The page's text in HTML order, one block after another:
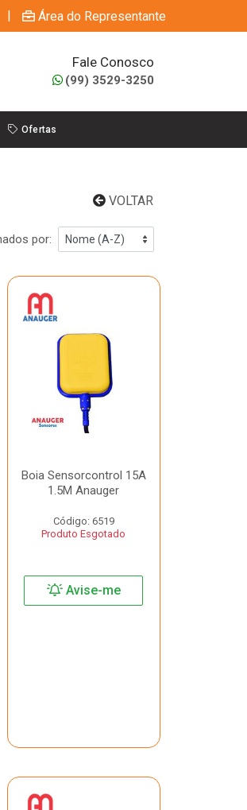
| Área do Representante
Fale Conosco
(99) 3529-3250
Ofertas
VOLTAR
por:
Boia Sensorcontrol 15A
1.5M Anauger
Código: 6519
Produto Esgotado
Avise-me